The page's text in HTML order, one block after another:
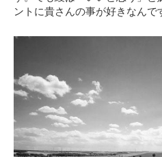
ントに貴さんの事が好きなんで